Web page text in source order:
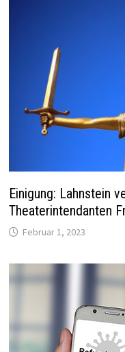
Einigung: Lahnstein
Theaterintendanten
Februar 1, 2023